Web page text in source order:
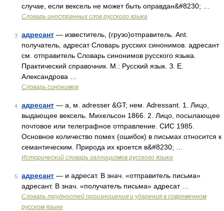
случае, если вексель не может быть оправдан&#8230; …
Словарь иностранных слов русского языка
3 адресант — известитель, (грузо)отправитель. Ant.
получатель, адресат Словарь русских синонимов. адресант
см. отправитель Словарь синонимов русского языка.
Практический справочник. М.: Русский язык. З. Е.
Александрова …
Словарь синонимов
4 адресант — а, м. adresser &GT; нем. Adressant. 1. Лицо,
выдающее вексель. Михельсон 1866. 2. Лицо, посылающее
почтовое или телеграфное отправление. СИС 1985.
Основное количество помех (ошибок) в письмах относится к
семантическим. Природа их кроется в&#8230; …
Исторический словарь галлицизмов русского языка
5 адресант — и адресат. В знач. «отправитель письма»
адресант. В знач. «получатель письма» адресат …
Словарь трудностей произношения и ударения в современном
русском языке